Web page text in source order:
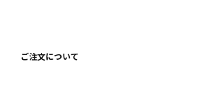
ご注文について